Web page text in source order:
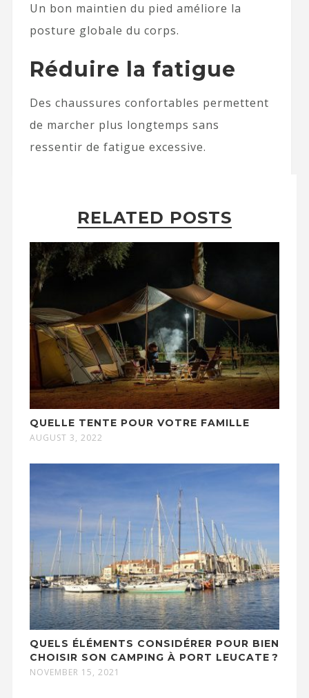
Un bon maintien du pied améliore la
posture globale du corps.
Réduire la fatigue
Des chaussures confortables permettent
de marcher plus longtemps sans
ressentir de fatigue excessive.
RELATED POSTS
QUELLE TENTE POUR VOTRE FAMILLE
AUGUST 3, 2022
QUELS ÉLÉMENTS CONSIDÉRER POUR BIEN
CHOISIR SON CAMPING À PORT LEUCATE ?
NOVEMBER 15, 2021